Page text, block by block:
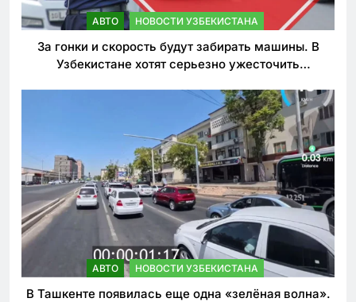
АВТО НОВОСТИ УЗБЕКИСТАНА
За гонки и скорость будут забирать машины. В
Узбекистане хотят серьезно ужесточить
АВТО НОВОСТИ УЗБЕКИСТАНА
В Ташкенте появилась еще одна «зелёная волна».